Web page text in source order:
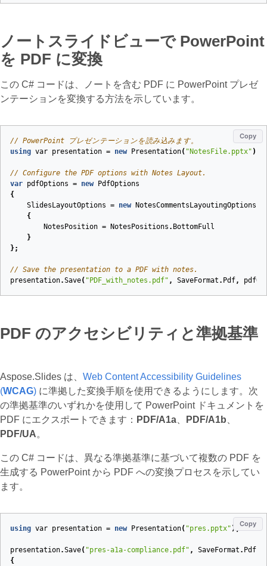
ノートスライドビューで PowerPoint
を PDF に変換
この C# コードは、ノートを含む PDF に PowerPoint プレゼ
ンテーションを変換する方法を示しています。
Copy
// PowerPoint プレゼンテーションを読み込みます。
using var presentation = new Presentation( "NotesFile.pptx" );
// Configure the PDF options with Notes Layout.
var pdfOptions = new
PdfOptions
{
SlidesLayoutOptions = new
NotesCommentsLayoutingOptions
{
NotesPosition = NotesPositions . BottomFull
}
};
// Save the presentation to a PDF with notes.
presentation.Save( "PDF_with_notes.pdf" , SaveFormat . Pdf,
PDF のアクセシビリティと準拠基準
Aspose.Slides は、 Web Content Accessibility Guidelines
(WCAG) に準拠した変換手順を使用できるようにします。次
の準拠基準のいずれかを使用して PowerPoint ドキュメントを
PDF にエクスポートできます： PDF/A1a PDF/A1b
PDF/UA。
この C# コードは、異なる準拠基準に基づいて複数の PDF を
生成する PowerPoint から PDF への変換プロセスを示してい
ます。
Copy
using var presentation = new Presentation( "pres.pptx" );
presentation.Save( "pres-a1a-compliance.pdf" , SaveFormat . Pdf
{